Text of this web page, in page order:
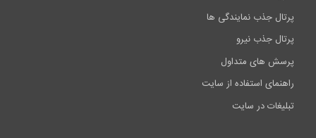
پرتال جذب نمایندگی ها
پرتال جذب نیرو
پرسش های متداول
راهنمای استفاده از سایت
تبلیغات در سایت